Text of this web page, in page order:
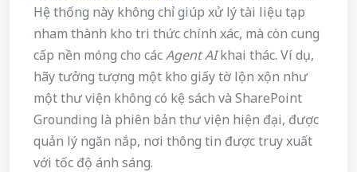
Hệ thống này không chỉ giúp xử lý tài liệu tạp
nham thành kho tri thức chính xác, mà còn cung
cấp nền móng cho cácAgent AIkhai thác. Ví dụ,
hãy tưởng tượng một kho giấy tờ lộn xộn như
một thư viện không có kệ sách và SharePoint
Grounding là phiên bản thư viện hiện đại, được
quản lý ngăn nắp, nơi thông tin được truy xuất
với tốc độ ánh sáng.